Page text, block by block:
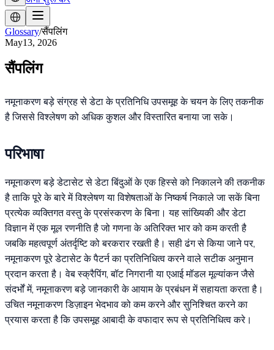
Glossary/सैंपलिंग
May13, 2026
सैंपलिंग
नमूनाकरण बड़े संग्रह से डेटा के प्रतिनिधि उपसमूह के चयन के लिए तकनीक
है जिससे विश्लेषण को अधिक कुशल और विस्तारित बनाया जा सके।
परिभाषा
नमूनाकरण बड़े डेटासेट से डेटा बिंदुओं के एक हिस्से को निकालने की तकनीक
है ताकि पूरे के बारे में विश्लेषण या विशेषताओं के निष्कर्ष निकाले जा सकें बिना
प्रत्येक व्यक्तिगत वस्तु के प्रसंस्करण के बिना। यह सांख्यिकी और डेटा
विज्ञान में एक मूल रणनीति है जो गणना के अतिरिक्त भार को कम करती है
जबकि महत्वपूर्ण अंतर्दृष्टि को बरकरार रखती है। सही ढंग से किया जाने पर,
नमूनाकरण पूरे डेटासेट के पैटर्न का प्रतिनिधित्व करने वाले सटीक अनुमान
प्रदान करता है। वेब स्क्रैपिंग, बॉट निगरानी या एआई मॉडल मूल्यांकन जैसे
संदर्भों में, नमूनाकरण बड़े जानकारी के आयाम के प्रबंधन में सहायता करता है।
उचित नमूनाकरण डिज़ाइन भेदभाव को कम करने और सुनिश्चित करने का
प्रयास करता है कि उपसमूह आबादी के वफादार रूप से प्रतिनिधित्व करे।